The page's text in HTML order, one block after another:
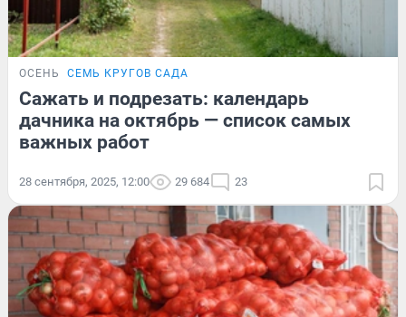
ОСЕНЬ СЕМЬ КРУГОВ САДА
Сажать и подрезать: календарь
дачника на октябрь — список самых
важных работ
28 сентября, 2025, 12:00 29 684 23